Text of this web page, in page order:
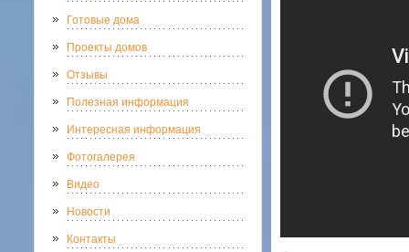
Готовые дома
Проекты домов
Отзывы
Полезная информация
Интересная информация
Фотогалерея
Видео
Новости
Контакты